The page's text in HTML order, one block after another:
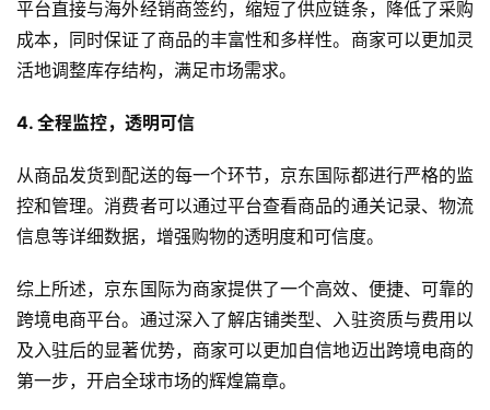
平台直接与海外经销商签约，缩短了供应链条，降低了采购
成本，同时保证了商品的丰富性和多样性。商家可以更加灵
活地调整库存结构，满足市场需求。
4. 全程监控，透明可信
从商品发货到配送的每一个环节，京东国际都进行严格的监
控和管理。消费者可以通过平台查看商品的通关记录、物流
信息等详细数据，增强购物的透明度和可信度。
综上所述，京东国际为商家提供了一个高效、便捷、可靠的
跨境电商平台。通过深入了解店铺类型、入驻资质与费用以
及入驻后的显著优势，商家可以更加自信地迈出跨境电商的
第一步，开启全球市场的辉煌篇章。